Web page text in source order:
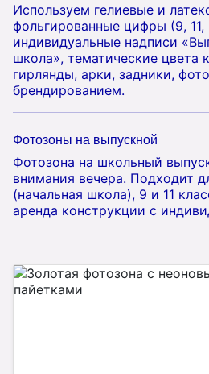
Используем гелиевые и
фольгированные цифры (9,
индивидуальные надписи
школа», тематические цвета
гирлянды, арки, задники,
брендированием.
Фотозоны на выпускной
Фотозона на школьный
внимания вечера. Подходит
(начальная школа), 9 и 11
аренда конструкции с